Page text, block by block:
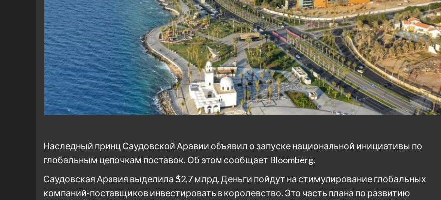
Наследный принц Саудовской Аравии объявил о запуске национальной инициативы по
глобальным цепочкам поставок. Об этом сообщает Bloomberg.
Саудовская Аравия выделила $2,7 млрд. Деньги пойдут на стимулирование глобальных
компаний-поставщиков инвестировать в королевство. Это часть плана по развитию